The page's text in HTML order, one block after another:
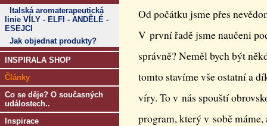
Italská aromaterapeutická
linie VÍLY - ELFI - ANDĚLÉ -
ESEJCI
Jak objednat produkty?
INSPIRALA SHOP
Články
Co se děje? O současných
událostech..
Inspirace
Od počátku jsme přes
V první řadě jsme naučeni
správně? Neměl bych být
tomto stavíme vše ostatní a
víry. To v nás spouští
program, který v sobě